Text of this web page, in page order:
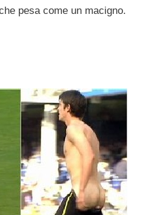
pesa come un macigno.